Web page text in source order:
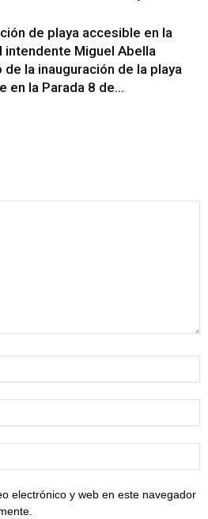
de playa accesible en la
intendente Miguel Abella
la inauguración de la playa
en la Parada 8 de...
electrónico y web en este navegador